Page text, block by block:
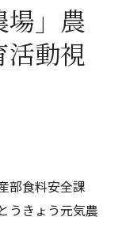
場」農
動視
食料安全課
きょう元気農